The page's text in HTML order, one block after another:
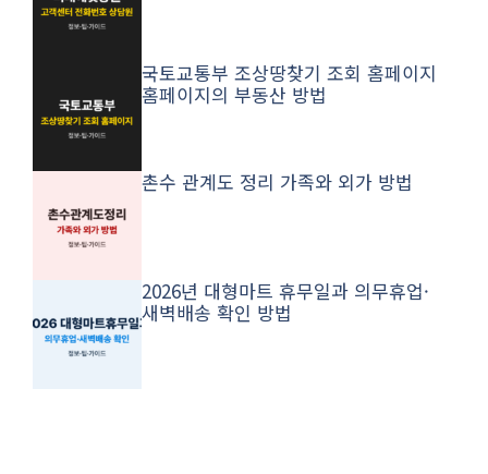
국토교통부 조상땅찾기 조회 홈페이지
홈페이지의 부동산 방법
촌수 관계도 정리 가족와 외가 방법
2026년 대형마트 휴무일과 의무휴업·
새벽배송 확인 방법